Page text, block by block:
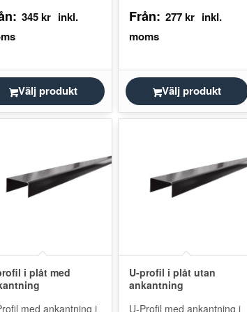
passar för ditt tak.
345kr
Välj produkt
den höjd och bredd som
Gavelbeslaget…
Från: 277kr
Välj produkt
i plåt med
med ankantning i
U-profil i plåt utan
ankantning
U-Profil med ankantning i